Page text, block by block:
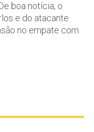
boa notícia, o
e do atacante
no empate com